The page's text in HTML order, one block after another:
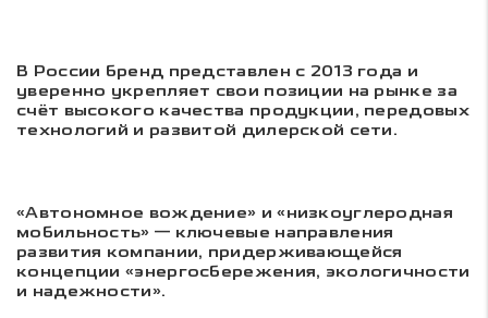
В России бренд представлен с 2013 года и
уверенно укрепляет свои позиции на рынке за
счёт высокого качества продукции, передовых
технологий и развитой дилерской сети.
«Автономное вождение» и «низкоуглеродная
мобильность» — ключевые направления
развития компании, придерживающейся
концепции «энергосбережения, экологичности
и надежности».